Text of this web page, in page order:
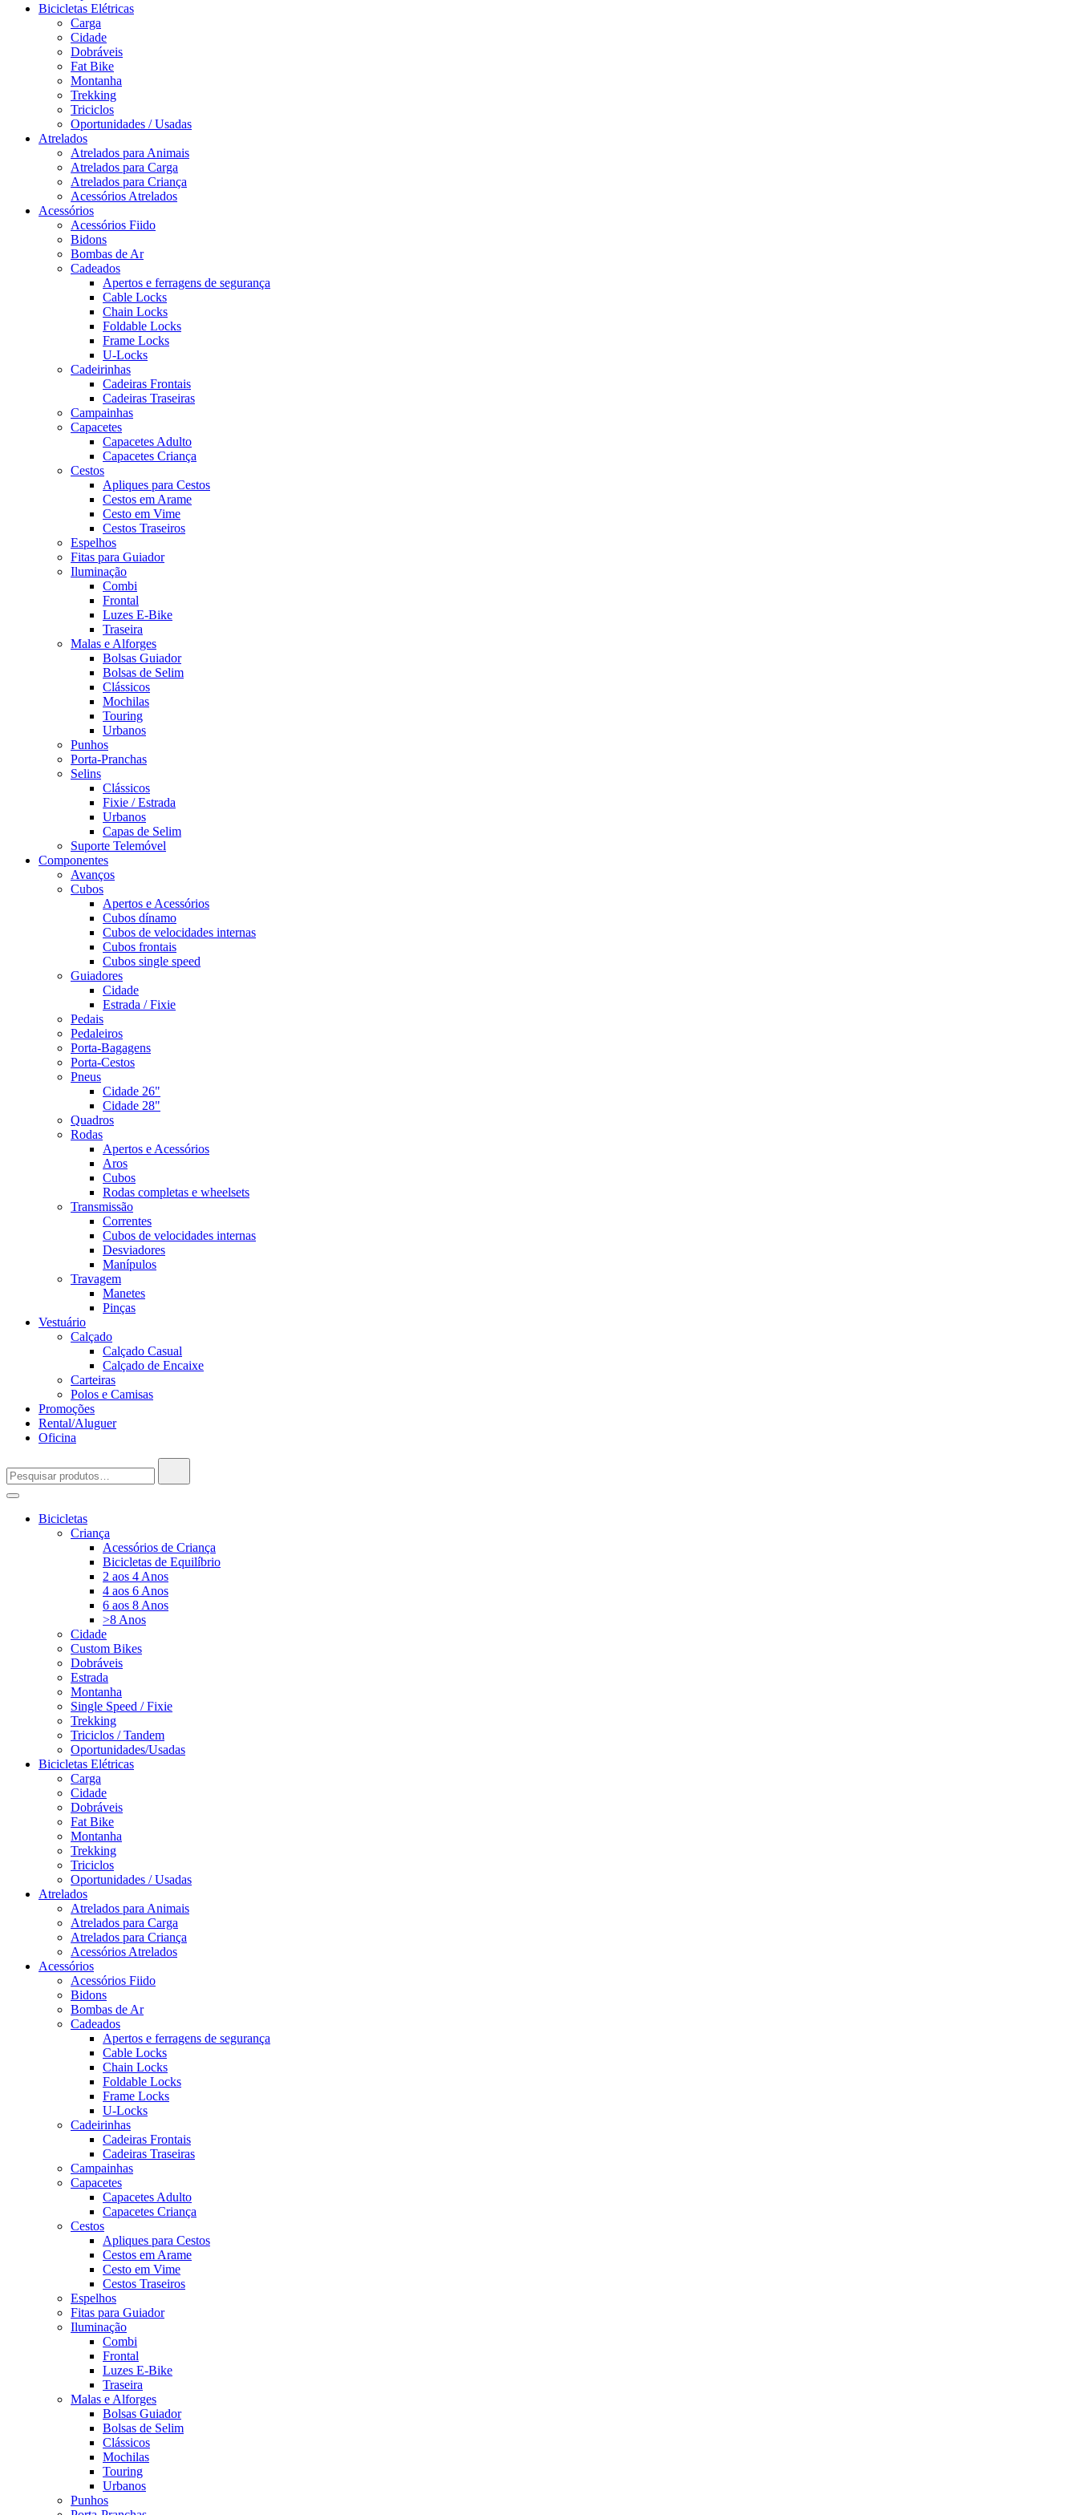
Bicicletas Elétricas
Carga
Cidade
Dobráveis
Fat Bike
Montanha
Trekking
Triciclos
Oportunidades / Usadas
Atrelados
Atrelados para Animais
Atrelados para Carga
Atrelados para Criança
Acessórios Atrelados
Acessórios
Acessórios Fiido
Bidons
Bombas de Ar
Cadeados
Apertos e ferragens de segurança
Cable Locks
Chain Locks
Foldable Locks
Frame Locks
U-Locks
Cadeirinhas
Cadeiras Frontais
Cadeiras Traseiras
Campainhas
Capacetes
Capacetes Adulto
Capacetes Criança
Cestos
Apliques para Cestos
Cestos em Arame
Cesto em Vime
Cestos Traseiros
Espelhos
Fitas para Guiador
Iluminação
Combi
Frontal
Luzes E-Bike
Traseira
Malas e Alforges
Bolsas Guiador
Bolsas de Selim
Clássicos
Mochilas
Touring
Urbanos
Punhos
Porta-Pranchas
Selins
Clássicos
Fixie / Estrada
Urbanos
Capas de Selim
Suporte Telemóvel
Componentes
Avanços
Cubos
Apertos e Acessórios
Cubos dínamo
Cubos de velocidades internas
Cubos frontais
Cubos single speed
Guiadores
Cidade
Estrada / Fixie
Pedais
Pedaleiros
Porta-Bagagens
Porta-Cestos
Pneus
Cidade 26"
Cidade 28"
Quadros
Rodas
Apertos e Acessórios
Aros
Cubos
Rodas completas e wheelsets
Transmissão
Correntes
Cubos de velocidades internas
Desviadores
Manípulos
Travagem
Manetes
Pinças
Vestuário
Calçado
Calçado Casual
Calçado de Encaixe
Carteiras
Polos e Camisas
Promoções
Rental/Aluguer
Oficina
por:
Bicicletas
Criança
Acessórios de Criança
Bicicletas de Equilíbrio
2 aos 4 Anos
4 aos 6 Anos
6 aos 8 Anos
>8 Anos
Cidade
Custom Bikes
Dobráveis
Estrada
Montanha
Single Speed / Fixie
Trekking
Triciclos / Tandem
Oportunidades/Usadas
Bicicletas Elétricas
Carga
Cidade
Dobráveis
Fat Bike
Montanha
Trekking
Triciclos
Oportunidades / Usadas
Atrelados
Atrelados para Animais
Atrelados para Carga
Atrelados para Criança
Acessórios Atrelados
Acessórios
Acessórios Fiido
Bidons
Bombas de Ar
Cadeados
Apertos e ferragens de segurança
Cable Locks
Chain Locks
Foldable Locks
Frame Locks
U-Locks
Cadeirinhas
Cadeiras Frontais
Cadeiras Traseiras
Campainhas
Capacetes
Capacetes Adulto
Capacetes Criança
Cestos
Apliques para Cestos
Cestos em Arame
Cesto em Vime
Cestos Traseiros
Espelhos
Fitas para Guiador
Iluminação
Combi
Frontal
Luzes E-Bike
Traseira
Malas e Alforges
Bolsas Guiador
Bolsas de Selim
Clássicos
Mochilas
Touring
Urbanos
Punhos